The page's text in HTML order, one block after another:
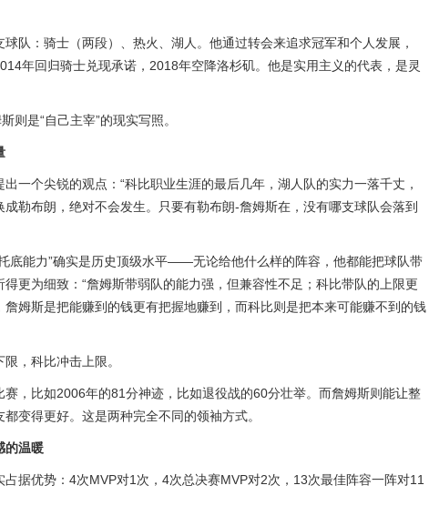
队：骑士（两段）、热火、湖人。他通过转会来追求冠军和个人发展，
年回归骑士兑现承诺，2018年空降洛杉矶。他是实用主义的代表，是灵
则是“自己主宰”的现实写照。
一个尖锐的观点：“科比职业生涯的最后几年，湖人队的实力一落千丈，
勒布朗，绝对不会发生。只要有勒布朗-詹姆斯在，没有哪支球队会落到
底能力”确实是历史顶级水平——无论给他什么样的阵容，他都能把球队带
更为细致：“詹姆斯带弱队的能力强，但兼容性不足；科比带队的上限更
姆斯是把能赚到的钱更有把握地赚到，而科比则是把本来可能赚不到的钱
，科比冲击上限。
，比如2006年的81分神迹，比如退役战的60分壮举。而詹姆斯则能让整
变得更好。这是两种完全不同的领袖方式。
的温暖
据优势：4次MVP对1次，4次总决赛MVP对2次，13次最佳阵容一阵对11